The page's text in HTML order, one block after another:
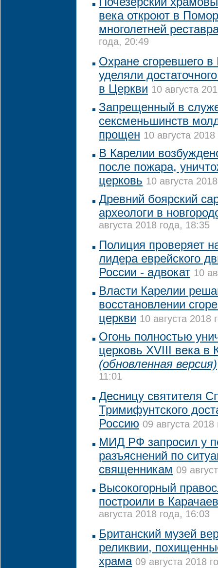
века откроют в
многолетней
года, 20:49
Охране сгоревшего
уделяли
в Церкви 10 августа
Запрещенный в
сексменьшинств
прощен 10 августа
В Карелии
после пожара,
церковь 10 августа
Древний боярский
археологи в
августа 2018 года, 18:35
Полиция проверяет
лидера еврейского
России - адвокат 10
Власти Карелии
восстановлении
церкви 10 августа 2018
Огонь полностью
церковь XVIII века в
(обновленная версия)
11:01
Десницу святителя
Тримифунтского
Россию 09 августа
МИД РФ запросил у
разъяснений по
священникам 09
Высокогорный
построили в
августа 2018 года, 16:03
Британский музей
реликвии,
храма 09 августа 2018